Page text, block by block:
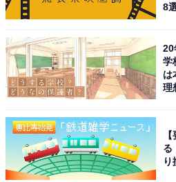
全モデルに安全・運転支援
が初搭載となる技術も
8
20
学
は
理
る